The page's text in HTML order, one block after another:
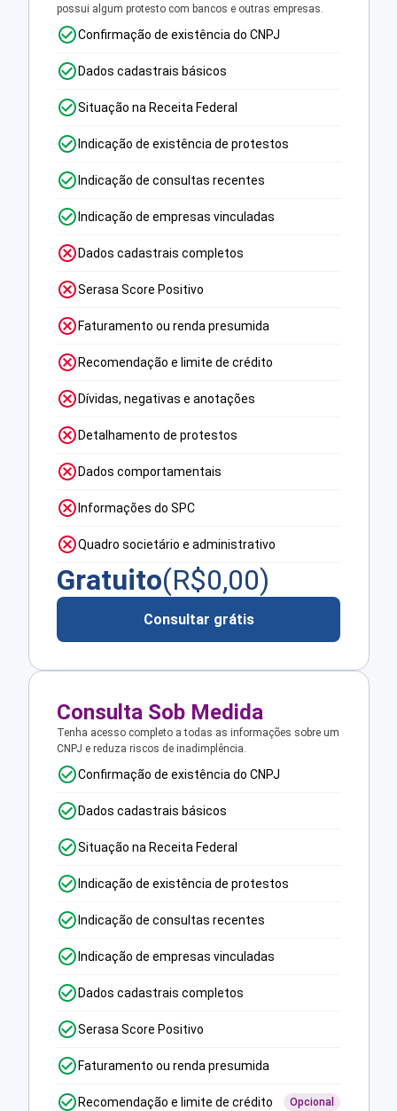
possui algum protesto com bancos e outras empresas.
Confirmação de existência do CNPJ
Dados cadastrais básicos
Situação na Receita Federal
Indicação de existência de protestos
Indicação de consultas recentes
Indicação de empresas vinculadas
Dados cadastrais completos
Serasa Score Positivo
Faturamento ou renda presumida
Recomendação e limite de crédito
Dívidas, negativas e anotações
Detalhamento de protestos
Dados comportamentais
Informações do SPC
Quadro societário e administrativo
Gratuito(R$0,00)
Consultar grátis
Consulta Sob Medida
Tenha acesso completo a todas as informações sobre um
CNPJ e reduza riscos de inadimplência.
Confirmação de existência do CNPJ
Dados cadastrais básicos
Situação na Receita Federal
Indicação de existência de protestos
Indicação de consultas recentes
Indicação de empresas vinculadas
Dados cadastrais completos
Serasa Score Positivo
Faturamento ou renda presumida
Recomendação e limite de crédito Opcional